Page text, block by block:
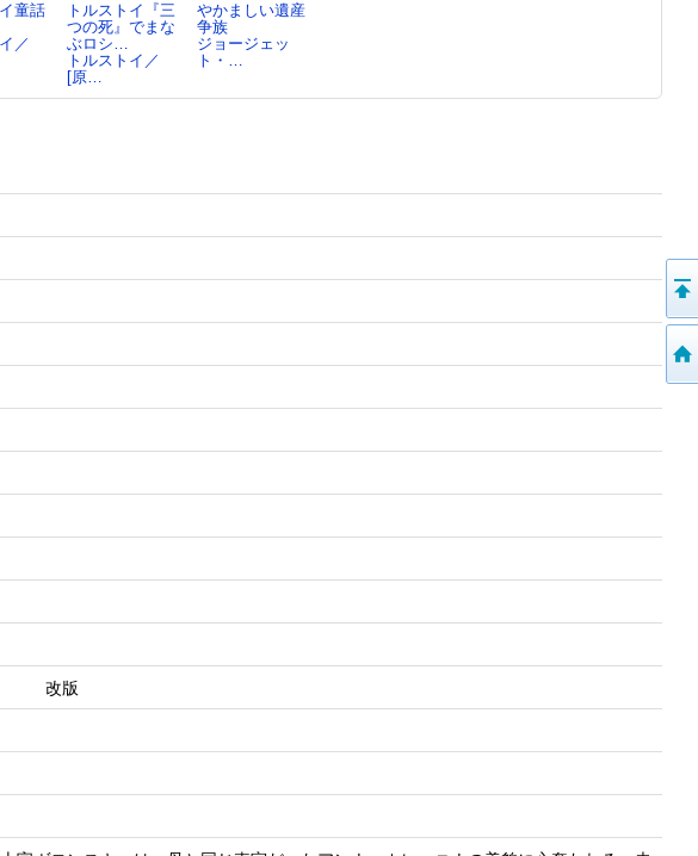
童話
／
トルストイ『三
つの死』でまな
ぶロシ…
トルストイ／
[原…
やかましい遺産
争族
ジョージェッ
ト・…
庫) 改版